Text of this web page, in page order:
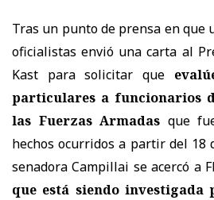
Tras un punto de prensa en que
oficialistas envió una carta al
Kast para solicitar que
particulares a funcionarios
las Fuerzas Armadas que
hechos ocurridos a partir del 18
senadora Campillai se acercó a
que está siendo